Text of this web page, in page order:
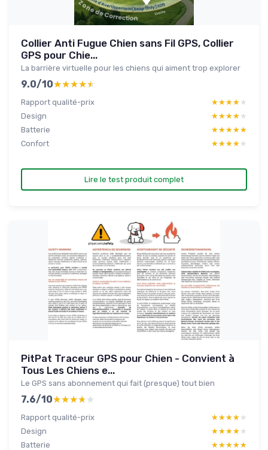
Collier Anti Fugue Chien sans Fil GPS, Collier
GPS pour Chie...
La barrière virtuelle pour les chiens qui aiment trop explorer
9.0/10★★★★★
★★★★★
Rapport qualité-prix ★★★★★
★★★★★
Design
★★★★★
★★★★★
Batterie
★★★★★
★★★★★
Confort
★★★★★
★★★★★
Lire le test produit complet
PitPat Traceur GPS pour Chien - Convient à
Tous Les Chiens e...
Le GPS sans abonnement qui fait (presque) tout bien
7.6/10★★★★★
★★★★★
Rapport qualité-prix ★★★★★
★★★★★
Design
★★★★★
★★★★★
Batterie
★★★★★
★★★★★